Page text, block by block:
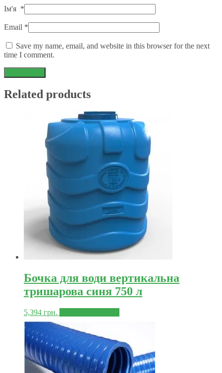
Ім'я *
Email *
Save my name, email, and website in this browser for the next
time I comment.
Related products
Бочка для води вертикальна
тришарова синя 750 л
5,394 грн.